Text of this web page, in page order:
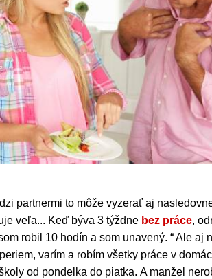
partnermi to môže vyzerať aj
veľa... Keď býva 3 týždne bez práce,
robil 10 hodín a som unavený. “ Ale aj
varím a robím všetky práce v
od pondelka do piatka. A manžel